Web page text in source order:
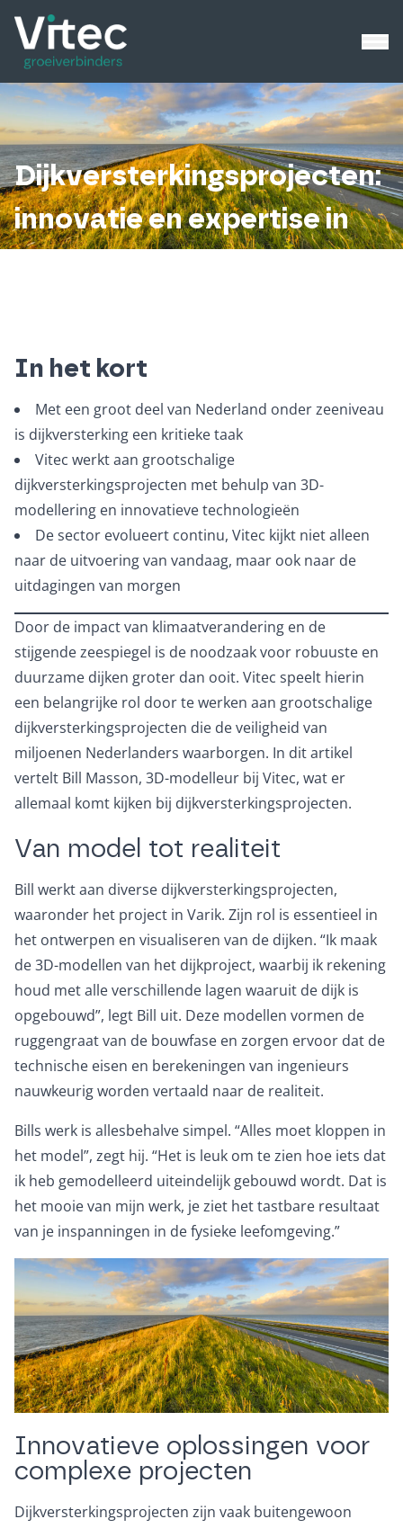
Dijkversterkingsprojecten:
innovatie en expertise in
In het kort
Met een groot deel van Nederland onder zeeniveau
is dijkversterking een kritieke taak
Vitec werkt aan grootschalige
dijkversterkingsprojecten met behulp van 3D-
modellering en innovatieve technologieën
De sector evolueert continu, Vitec kijkt niet alleen
naar de uitvoering van vandaag, maar ook naar de
uitdagingen van morgen
Door de impact van klimaatverandering en de
stijgende zeespiegel is de noodzaak voor robuuste en
duurzame dijken groter dan ooit. Vitec speelt hierin
een belangrijke rol door te werken aan grootschalige
dijkversterkingsprojecten die de veiligheid van
miljoenen Nederlanders waarborgen. In dit artikel
vertelt Bill Masson, 3D-modelleur bij Vitec, wat er
allemaal komt kijken bij dijkversterkingsprojecten.
Van model tot realiteit
Bill werkt aan diverse dijkversterkingsprojecten,
waaronder het project in Varik. Zijn rol is essentieel in
het ontwerpen en visualiseren van de dijken. “Ik maak
de 3D-modellen van het dijkproject, waarbij ik rekening
houd met alle verschillende lagen waaruit de dijk is
opgebouwd”, legt Bill uit. Deze modellen vormen de
ruggengraat van de bouwfase en zorgen ervoor dat de
technische eisen en berekeningen van ingenieurs
nauwkeurig worden vertaald naar de realiteit.
Bills werk is allesbehalve simpel. “Alles moet kloppen in
het model”, zegt hij. “Het is leuk om te zien hoe iets dat
ik heb gemodelleerd uiteindelijk gebouwd wordt. Dat is
het mooie van mijn werk, je ziet het tastbare resultaat
van je inspanningen in de fysieke leefomgeving.”
Innovatieve oplossingen voor
complexe projecten
Dijkversterkingsprojecten zijn vaak buitengewoon